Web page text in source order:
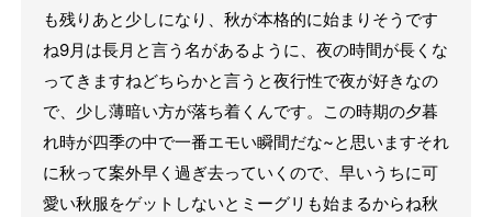
も残りあと少しになり、秋が本格的に始まりそうです
ね9月は長月と言う名があるように、夜の時間が長くな
ってきますねどちらかと言うと夜行性で夜が好きなの
で、少し薄暗い方が落ち着くんです。この時期の夕暮
れ時が四季の中で一番エモい瞬間だな~と思いますそれ
に秋って案外早く過ぎ去っていくので、早いうちに可
愛い秋服をゲットしないと ミーグリも始まるからね秋